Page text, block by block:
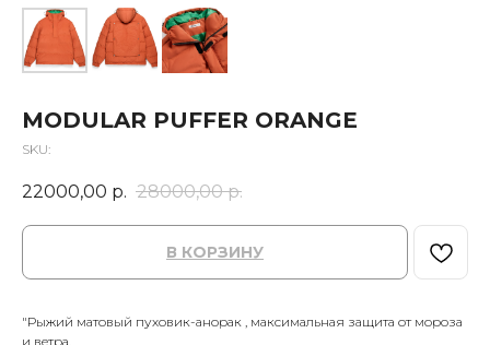
MODULAR PUFFER ORANGE
SKU:
22000,00 р. 28000,00 р.
В КОРЗИНУ
"Рыжий матовый пуховик-анорак , максимальная защита от мороза
и ветра.